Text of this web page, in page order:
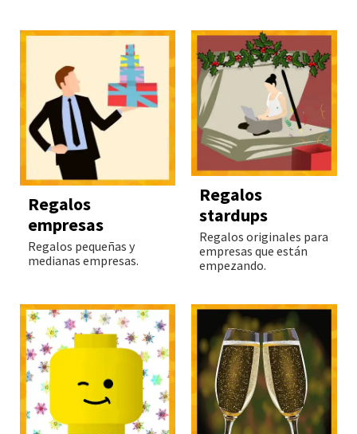
Regalos
empresas
Regalos pequeñas y
medianas empresas.
Regalos
stardups
Regalos originales para
empresas que están
empezando.